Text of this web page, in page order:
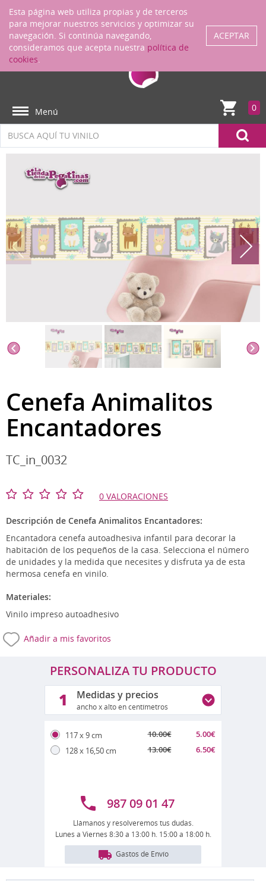
ENTRAR
Menú 0
Cenefa Animalitos
Encantadores
TC_in_0032
0 VALORACIONES
Descripción de Cenefa Animalitos Encantadores:
Encantadora cenefa autoadhesiva infantil para decorar la
habitación de los pequeños de la casa. Selecciona el número
de unidades y la medida que necesites y disfruta ya de esta
hermosa cenefa en vinilo.
Materiales:
Vinilo impreso autoadhesivo
Añadir a mis favoritos
PERSONALIZA TU PRODUCTO
1 Medidas y precios
ancho x alto en centímetros
117 x 9 cm
128 x 16,50 cm
10.00€
13.00€
5.00€
6.50€
987 09 01 47
Llámanos y resolveremos tus dudas.
Lunes a Viernes 8:30 a 13:00 h. 15:00 a 18:00 h.
Gastos de Envío
Esta página web utiliza propias y de terceros
para mejorar nuestros servicios y optimizar su
navegación. Si continúa navegando,
consideramos que acepta nuestra política de
cookies.
ACEPTAR